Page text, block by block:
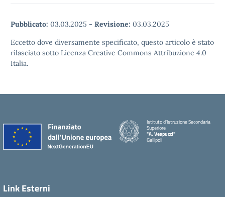
Pubblicato: 03.03.2025 - Revisione: 03.03.2025
Eccetto dove diversamente specificato, questo articolo è stato
rilasciato sotto Licenza Creative Commons Attribuzione 4.0
Italia.
Istituto d'Istruzione Secondaria
Superiore
"A. Vespucci"
Gallipoli
Link Esterni